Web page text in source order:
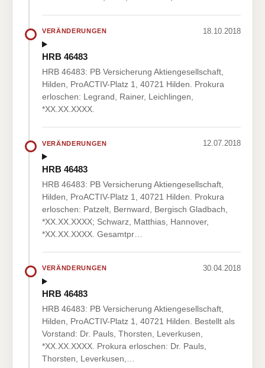
VERÄNDERUNGEN 18.10.2018
HRB 46483
HRB 46483: PB Versicherung Aktiengesellschaft,
Hilden, ProACTIV-Platz 1, 40721 Hilden. Prokura
erloschen: Legrand, Rainer, Leichlingen,
*XX.XX.XXXX.
VERÄNDERUNGEN 12.07.2018
HRB 46483
HRB 46483: PB Versicherung Aktiengesellschaft,
Hilden, ProACTIV-Platz 1, 40721 Hilden. Prokura
erloschen: Patzelt, Bernward, Bergisch Gladbach,
*XX.XX.XXXX; Schwarz, Matthias, Hannover,
*XX.XX.XXXX. Gesamtpr…
VERÄNDERUNGEN 30.04.2018
HRB 46483
HRB 46483: PB Versicherung Aktiengesellschaft,
Hilden, ProACTIV-Platz 1, 40721 Hilden. Bestellt als
Vorstand: Dr. Pauls, Thorsten, Leverkusen,
*XX.XX.XXXX. Prokura erloschen: Dr. Pauls,
Thorsten, Leverkusen,…